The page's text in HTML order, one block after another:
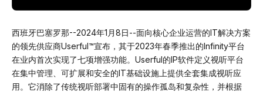
西班牙巴塞罗那--2024年1月8日--面向核心企业运营的IT解决方案
的领先供应商Userful™宣布，其于2023年春季推出的Infinity平台
在业内首次实现了七项增强功能。Userful的IP软件定义视听平台
在集中管理、可扩展和安全的IT基础设施上提供全套集成视听应
用。它消除了传统视听部署中固有的操作孤岛和复杂性，并根据